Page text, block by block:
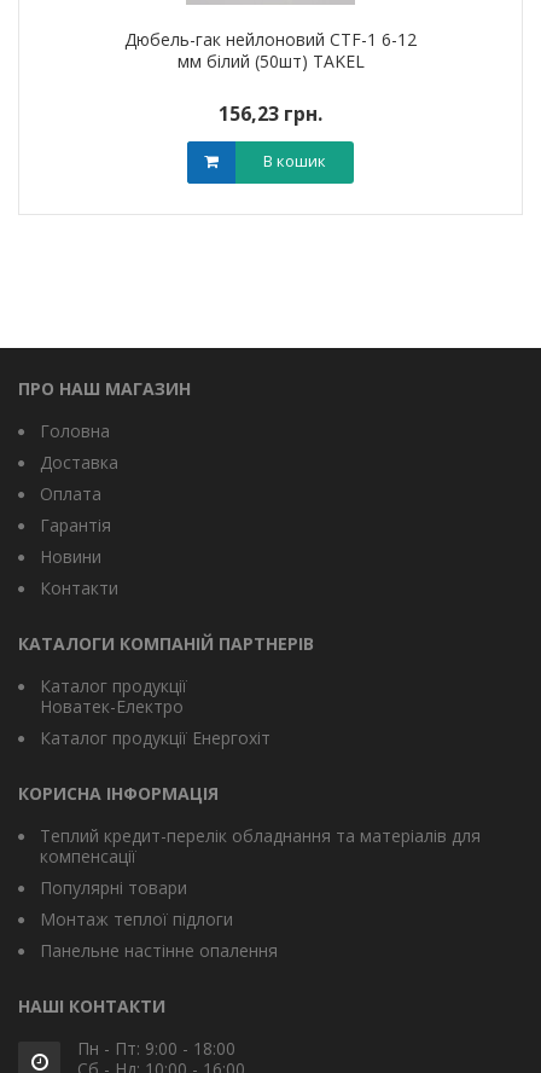
Дюбель-гак нейлоновий CTF-1 6-12
мм білий (50шт) TAKEL
156,23 грн.
В кошик
ПРО НАШ МАГАЗИН
Головна
Доставка
Оплата
Гарантія
Новини
Контакти
КАТАЛОГИ КОМПАНІЙ ПАРТНЕРІВ
Каталог продукції
Новатек-Електро
Каталог продукції Енергохіт
КОРИСНА ІНФОРМАЦІЯ
Теплий кредит-перелік обладнання та матеріалів для
компенсації
Популярні товари
Монтаж теплої підлоги
Панельне настінне опалення
НАШІ КОНТАКТИ
Пн - Пт: 9:00 - 18:00